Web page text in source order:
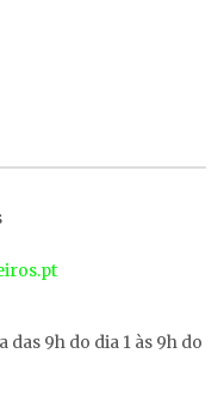
9h do dia 1 às 9h do